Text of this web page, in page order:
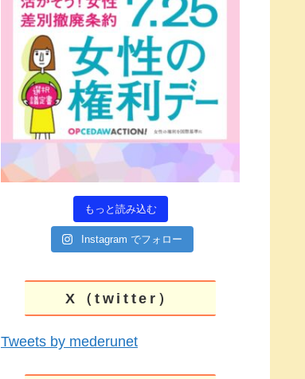
もっと読み込む
Instagram でフォロー
X（twitter）
Tweets by mederunet